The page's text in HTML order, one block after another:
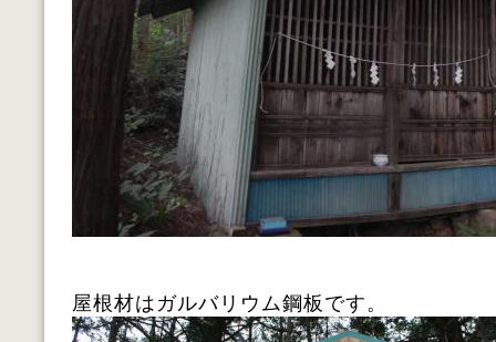
屋根材はガルバリウム鋼板です。